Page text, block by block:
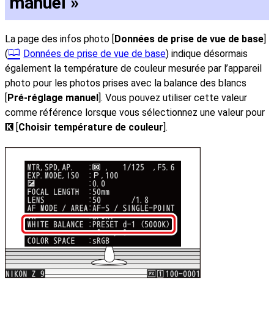
La page des infos photo [Données de prise de vue de base]
(
Données de prise de vue de base) indique désormais
également la température de couleur mesurée par l’appareil
photo pour les photos prises avec la balance des blancs
[Pré-réglage manuel]. Vous pouvez utiliser cette valeur
comme référence lorsque vous sélectionnez une valeur pour
K [Choisir température de couleur].